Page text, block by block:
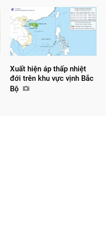
Chia sẻ
Facebook
Xuất hiện áp thấp nhiệt
đới trên khu vực vịnh Bắc
Bộ